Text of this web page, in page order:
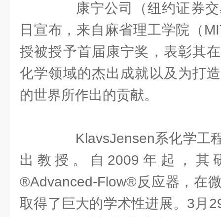
康宁公司（纽约证券交
日宣布，来自麻省理工学院（
授被授予首届康宁奖，表彰其
化学领域的杰出成就以及为打
的世界所作出的贡献。
KlavsJensen系化学工
出教授。自2009年起，其
®Advanced-Flow®反应器，在
取得了巨大的学术性进展。3月